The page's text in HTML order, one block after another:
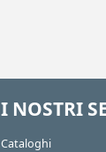
I NOSTRI
Cataloghi